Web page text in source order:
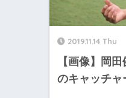
2019.11.14 Thu
【画像】岡
のキャッチャ